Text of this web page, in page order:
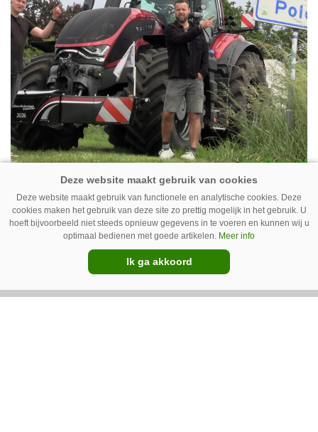
31-07-2026
VIDEO | Zesde dag van de
Zomertour: De laatste
kilometers naar Polen
Deze website maakt gebruik van functionele en analytische cookies. Deze
cookies maken het gebruik van deze site zo prettig mogelijk in het gebruik. U
hoeft bijvoorbeeld niet steeds opnieuw gegevens in te voeren en kunnen wij u
optimaal bedienen met goede artikelen. Meer info
Ik ga akkoord